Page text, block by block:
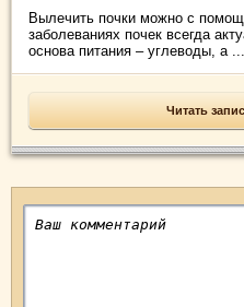
Вылечить почки можно с
заболеваниях почек всегда
основа питания – углеводы, а ...
Читать